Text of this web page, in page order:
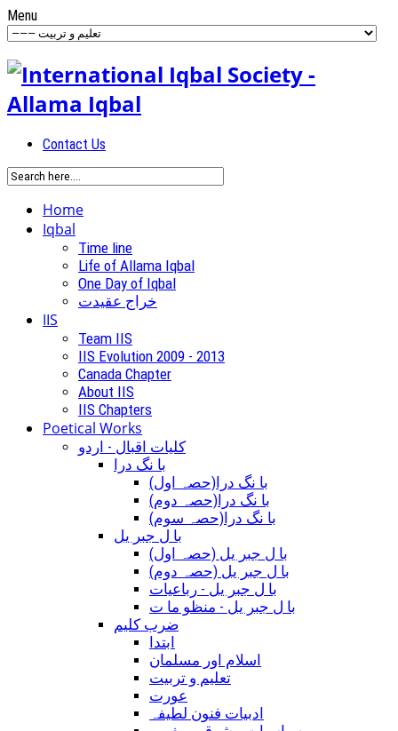
Menu
Contact Us
Home
Iqbal
Time line
Life of Allama Iqbal
One Day of Iqbal
خراج عقیدت
IIS
Team IIS
IIS Evolution 2009 - 2013
Canada Chapter
About IIS
IIS Chapters
Poetical Works
کلیات اقبال - اردو
با نگ درا
(با نگ درا(حصہ اول
(با نگ درا(حصہ دوم
(با نگ درا(حصہ سوم
با ل جبر یل
(با ل جبر یل (حصہ اول
(با ل جبر یل (حصہ دوم
با ل جبر یل - رباعيات
با ل جبر یل - منظو ما ت
ضرب کلیم
ابتدا
اسلام اور مسلمان
تعلیم و تربیت
عورت
ادبیات فنون لطیفہ